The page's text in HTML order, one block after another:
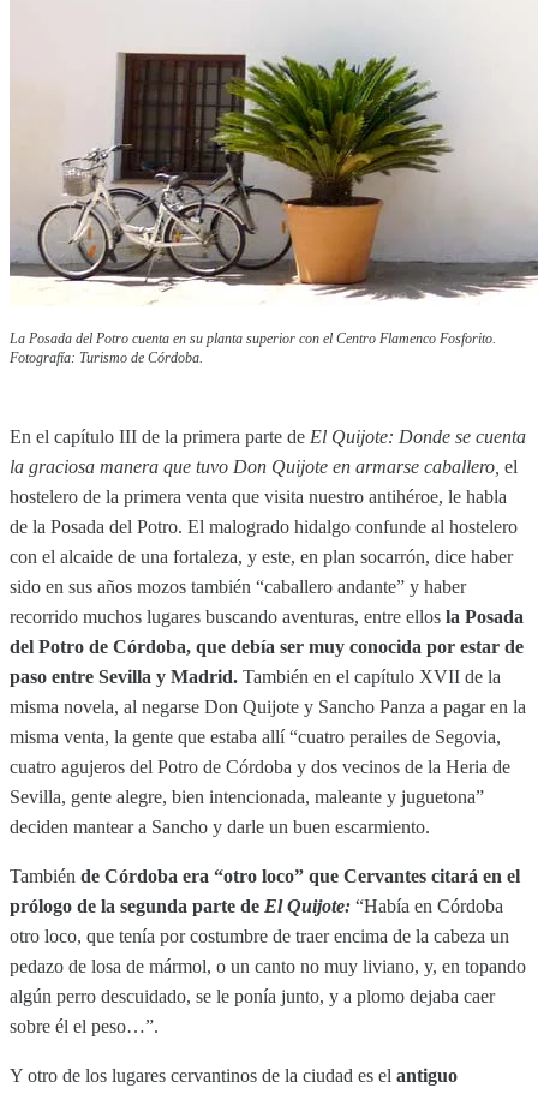
La Posada del Potro cuenta en su planta superior con el Centro Flamenco Fosforito.
Fotografía: Turismo de Córdoba.
En el capítulo III de la primera parte de El Quijote: Donde se cuenta
la graciosa manera que tuvo Don Quijote en armarse caballero, el
hostelero de la primera venta que visita nuestro antihéroe, le habla
de la Posada del Potro. El malogrado hidalgo confunde al hostelero
con el alcaide de una fortaleza, y este, en plan socarrón, dice haber
sido en sus años mozos también “caballero andante” y haber
recorrido muchos lugares buscando aventuras, entre ellos la Posada
del Potro de Córdoba, que debía ser muy conocida por estar de
paso entre Sevilla y Madrid. También en el capítulo XVII de la
misma novela, al negarse Don Quijote y Sancho Panza a pagar en la
misma venta, la gente que estaba allí “cuatro perailes de Segovia,
cuatro agujeros del Potro de Córdoba y dos vecinos de la Heria de
Sevilla, gente alegre, bien intencionada, maleante y juguetona”
deciden mantear a Sancho y darle un buen escarmiento.
También de Córdoba era “otro loco” que Cervantes citará en el
prólogo de la segunda parte de El Quijote: “Había en Córdoba
otro loco, que tenía por costumbre de traer encima de la cabeza un
pedazo de losa de mármol, o un canto no muy liviano, y, en topando
algún perro descuidado, se le ponía junto, y a plomo dejaba caer
sobre él el peso…”.
Y otro de los lugares cervantinos de la ciudad es el antiguo